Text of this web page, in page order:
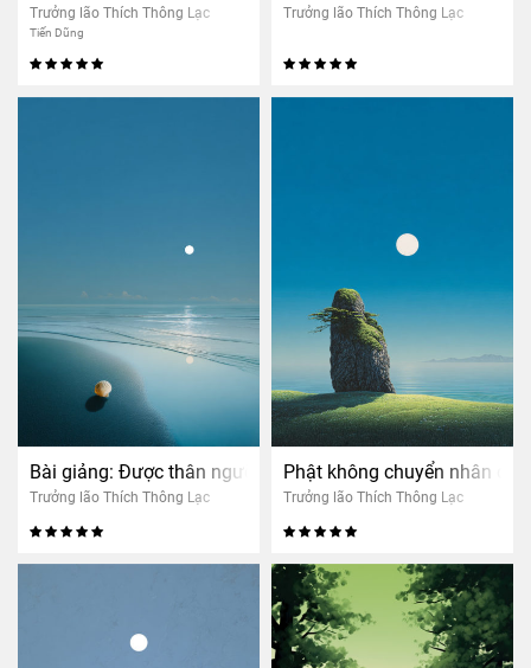
Trưởng lão Thích Thông Lạc
Tiến Dũng
Trưởng lão Thích Thông Lạc
Bài giảng: Được thân người là khó
Trưởng lão Thích Thông Lạc
Phật không chuyển nhân
Trưởng lão Thích Thông Lạc